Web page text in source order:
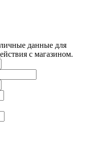
данные для
с магазином.